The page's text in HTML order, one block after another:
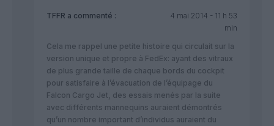
TFFR a commenté :
4 mai 2014 - 11 h 53
min
Cela me rappel une petite histoire qui circulait sur la
version unique et propre à FedEx: ayant des vitraux
de plus grande taille de chaque bords du cockpit
pour satisfaire à l’évacuation de l’équipage du
Falcon Cargo Jet, des essais menés par la suite
avec différents mannequins auraient démontrés
qu’un nombre important d’individus auraient du